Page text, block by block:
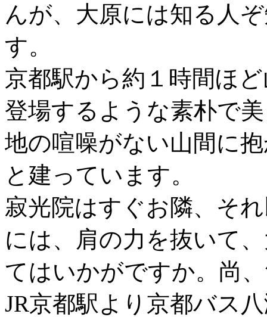
んが、大原には知る人
す。
京都駅から約１時間ほ
登場するような素朴で
地の喧噪がない山間に
と建っています。
寂光院はすぐお隣、そ
には、肩の力を抜いて
てはいかがですか。尚
JR京都駅より京都バス